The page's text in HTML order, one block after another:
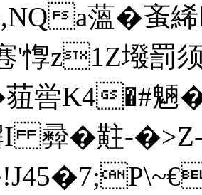
a薀�蚉
寋'惸z1Z墢罰
喾K4�#魎
I 彛�黈-�